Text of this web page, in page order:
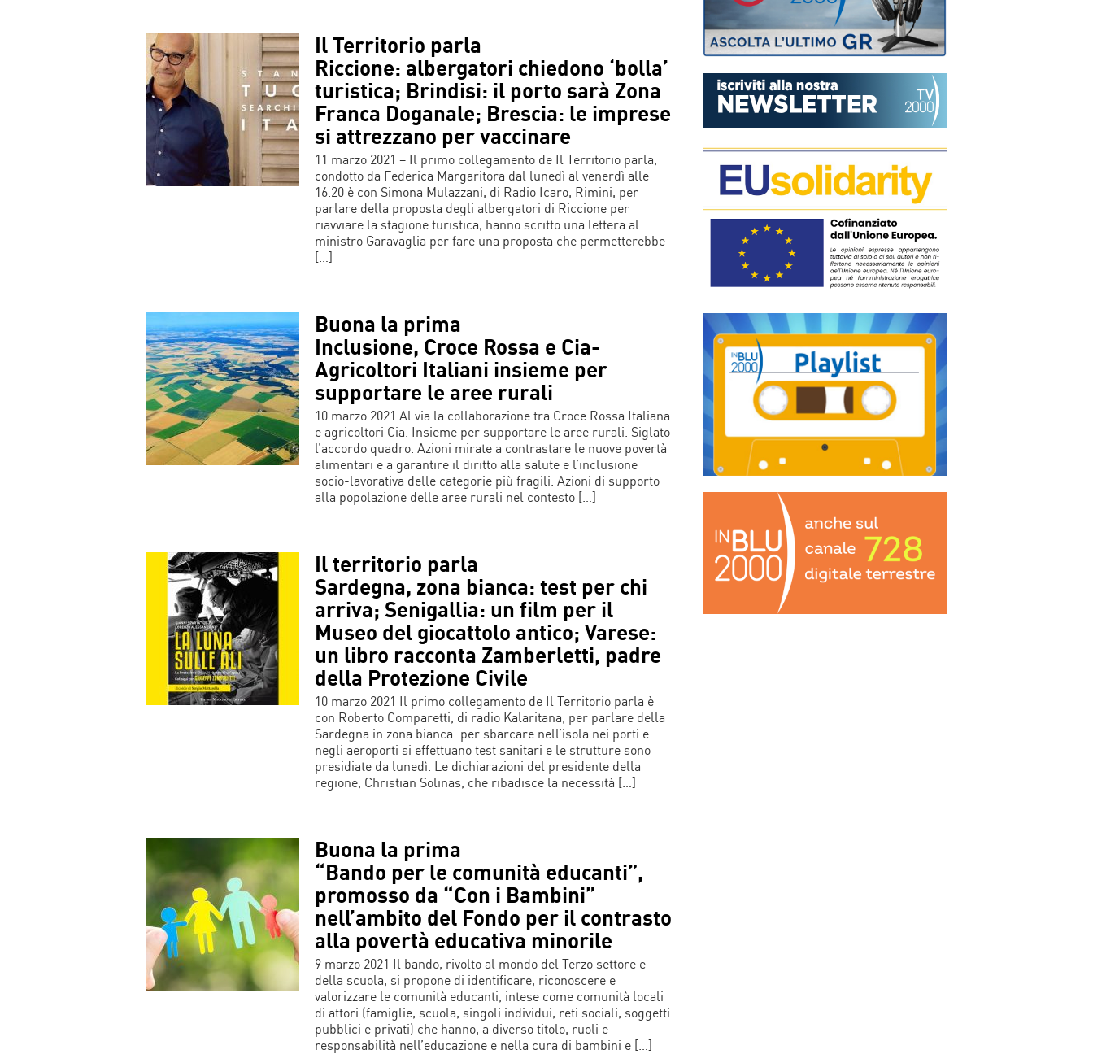
Il Territorio parla
Riccione: albergatori chiedono ‘bolla’
turistica; Brindisi: il porto sarà Zona
Franca Doganale; Brescia: le imprese
si attrezzano per vaccinare
11 marzo 2021 – Il primo collegamento de Il Territorio parla,
condotto da Federica Margaritora dal lunedì al venerdì alle
16.20 è con Simona Mulazzani, di Radio Icaro, Rimini, per
parlare della proposta degli albergatori di Riccione per
riavviare la stagione turistica, hanno scritto una lettera al
ministro Garavaglia per fare una proposta che permetterebbe
[…]
Buona la prima
Inclusione, Croce Rossa e Cia-
Agricoltori Italiani insieme per
supportare le aree rurali
10 marzo 2021 Al via la collaborazione tra Croce Rossa Italiana
e agricoltori Cia. Insieme per supportare le aree rurali. Siglato
l’accordo quadro. Azioni mirate a contrastare le nuove povertà
alimentari e a garantire il diritto alla salute e l’inclusione
socio-lavorativa delle categorie più fragili. Azioni di supporto
alla popolazione delle aree rurali nel contesto […]
Il territorio parla
Sardegna, zona bianca: test per chi
arriva; Senigallia: un film per il
Museo del giocattolo antico; Varese:
un libro racconta Zamberletti, padre
della Protezione Civile
10 marzo 2021 Il primo collegamento de Il Territorio parla è
con Roberto Comparetti, di radio Kalaritana, per parlare della
Sardegna in zona bianca: per sbarcare nell’isola nei porti e
negli aeroporti si effettuano test sanitari e le strutture sono
presidiate da lunedì. Le dichiarazioni del presidente della
regione, Christian Solinas, che ribadisce la necessità […]
Buona la prima
“Bando per le comunità educanti”,
promosso da “Con i Bambini”
nell’ambito del Fondo per il contrasto
alla povertà educativa minorile
9 marzo 2021 Il bando, rivolto al mondo del Terzo settore e
della scuola, si propone di identificare, riconoscere e
valorizzare le comunità educanti, intese come comunità locali
di attori (famiglie, scuola, singoli individui, reti sociali, soggetti
pubblici e privati) che hanno, a diverso titolo, ruoli e
responsabilità nell’educazione e nella cura di bambini e […]